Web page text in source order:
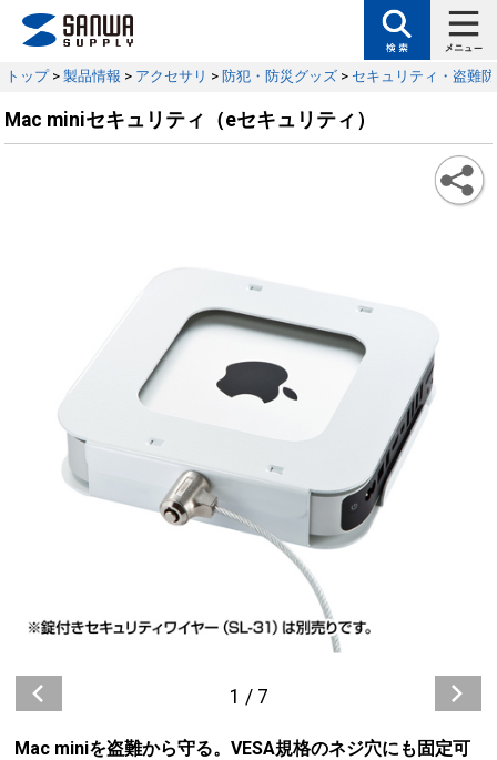
トップ> 製品情報 > アクセサリ > 防犯・防災グッズ > セキュリティ・盗難
Mac miniセキュリティ（eセキュリティ）
1 / 7
Mac miniを盗難から守る。VESA規格のネジ穴にも固定可